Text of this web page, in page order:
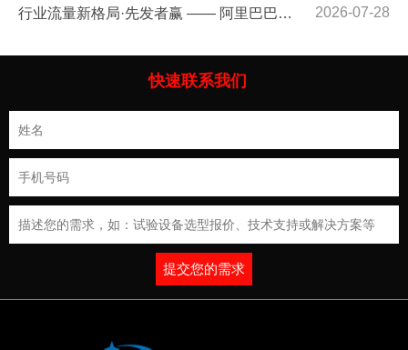
行业流量新格局·先发者赢 —— 阿里巴巴东莞大区第14组会议现场直击 2026-07-28
快速联系我们
提交您的需求